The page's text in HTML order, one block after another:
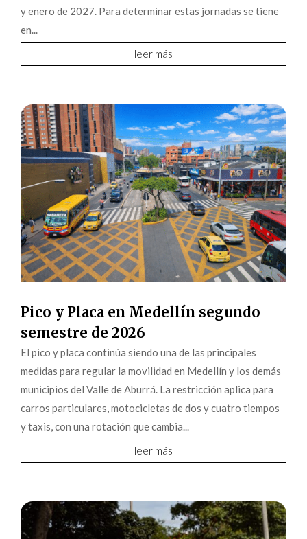
y enero de 2027. Para determinar estas jornadas se tiene
en...
leer más
Pico y Placa en Medellín segundo
semestre de 2026
El pico y placa continúa siendo una de las principales
medidas para regular la movilidad en Medellín y los demás
municipios del Valle de Aburrá. La restricción aplica para
carros particulares, motocicletas de dos y cuatro tiempos
y taxis, con una rotación que cambia...
leer más